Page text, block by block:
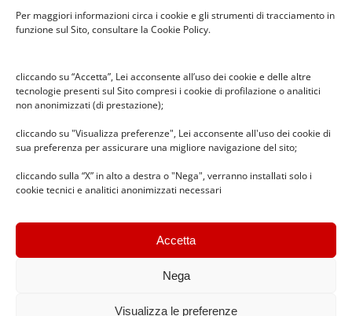
Per maggiori informazioni circa i cookie e gli strumenti di tracciamento in
funzione sul Sito, consultare la Cookie Policy.
cliccando su “Accetta”, Lei acconsente all’uso dei cookie e delle altre
tecnologie presenti sul Sito compresi i cookie di profilazione o analitici
non anonimizzati (di prestazione);
cliccando su "Visualizza preferenze", Lei acconsente all'uso dei cookie di
sua preferenza per assicurare una migliore navigazione del sito;
cliccando sulla “X” in alto a destra o "Nega", verranno installati solo i
cookie tecnici e analitici anonimizzati necessari
Accetta
Nega
Visualizza le preferenze
26 Febbraio 2026
Premio Benedetta Frugone 2025
14 Dicembre 2025
Diario 2025/2026 ICS Copernico